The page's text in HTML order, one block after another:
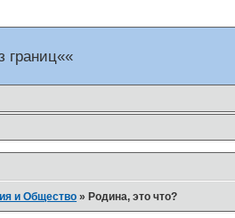
границ««
и Общество »Родина, это что?